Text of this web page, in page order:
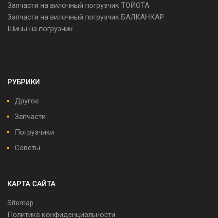
Запчасти на вилочный погрузчик ТОЙОТА
Запчасти на вилочный погрузчик БАЛКАНКАР
Шины на погрузчик
РУБРИКИ
Другое
Запчасти
Погрузчики
Советы
КАРТА САЙТА
Sitemap
Политика конфиденциальности